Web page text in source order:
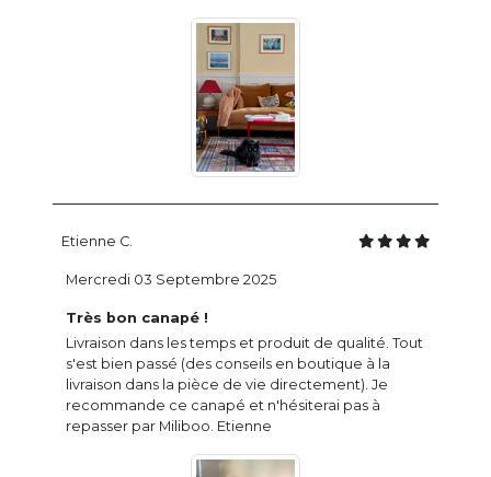
Etienne C.
Très bon canapé !
Livraison dans les temps et produit de qualité. Tout
s'est bien passé (des conseils en boutique à la
livraison dans la pièce de vie directement). Je
recommande ce canapé et n'hésiterai pas à
repasser par Miliboo. Etienne
Mercredi 03 Septembre 2025